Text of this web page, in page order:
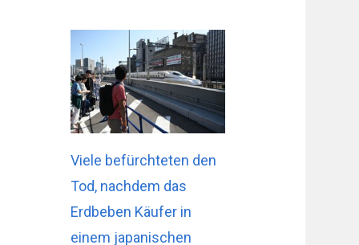
Viele befürchteten den
Tod, nachdem das
Erdbeben Käufer in
einem japanischen